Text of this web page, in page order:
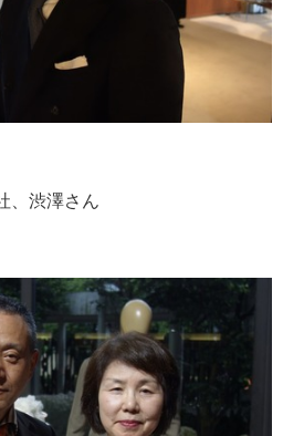
、渋澤さん